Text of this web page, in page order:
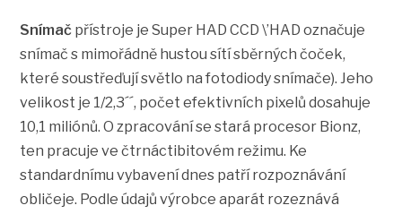
Snímač přístroje je Super HAD CCD \’HAD označuje
snímač s mimořádně hustou sítí sběrných čoček,
které soustřeďují světlo na fotodiody snímače). Jeho
velikost je 1/2,3´´, počet efektivních pixelů dosahuje
10,1 miliónů. O zpracování se stará procesor Bionz,
ten pracuje ve čtrnáctibitovém režimu. Ke
standardnímu vybavení dnes patří rozpoznávání
obličeje. Podle údajů výrobce aparát rozeznává